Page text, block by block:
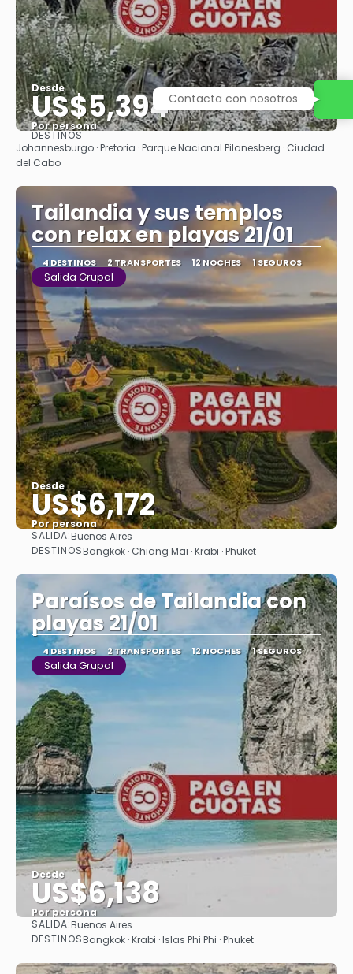
Desde
US$5,394
Por persona
Ver
DESTINOS
Johannesburgo · Pretoria · Parque Nacional Pilanesberg · Ciudad
del Cabo
Tailandia y sus templos
con relax en playas 21/01
4 DESTINOS 2 TRANSPORTES 12 NOCHES 1 SEGUROS
Salida Grupal
Desde
US$6,172
Por persona
Ver
SALIDA:Buenos Aires
DESTINOSBangkok · Chiang Mai · Krabi · Phuket
Paraísos de Tailandia con
playas 21/01
4 DESTINOS 2 TRANSPORTES 12 NOCHES 1 SEGUROS
Salida Grupal
Desde
US$6,138
Por persona
Ver
SALIDA:Buenos Aires
DESTINOSBangkok · Krabi · Islas Phi Phi · Phuket
Contacta con nosotros